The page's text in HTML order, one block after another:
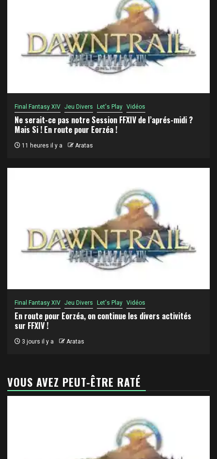
Final Fantasy XIV Jeu Divers Let's Play Vidéos
Ne serait-ce pas notre Session FFXIV de l’aprés-midi ?
Mais Si ! En route pour Eorzéa !
11 heures il y a Aratas
Final Fantasy XIV Jeu Divers Let's Play Vidéos
En route pour Eorzéa, on continue les divers activités
sur FFXIV !
3 jours il y a Aratas
VOUS AVEZ PEUT-ÊTRE RATÉ